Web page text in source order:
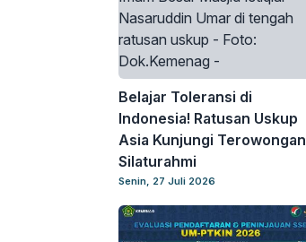
Belajar Toleransi di
Indonesia! Ratusan Uskup
Asia Kunjungi Terowongan
Silaturahmi
Senin, 27 Juli 2026